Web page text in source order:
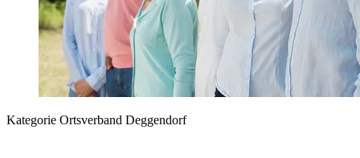
Kategorie Ortsverband Deggendorf